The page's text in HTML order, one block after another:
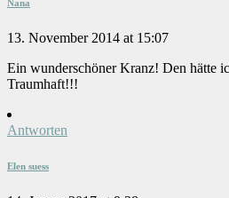
Nana
13. November 2014 at 15:07
Ein wunderschöner Kranz! Den hätte
Traumhaft!!!
Antworten
Elen suess